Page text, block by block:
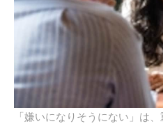
「嫌いになりそうにない」は